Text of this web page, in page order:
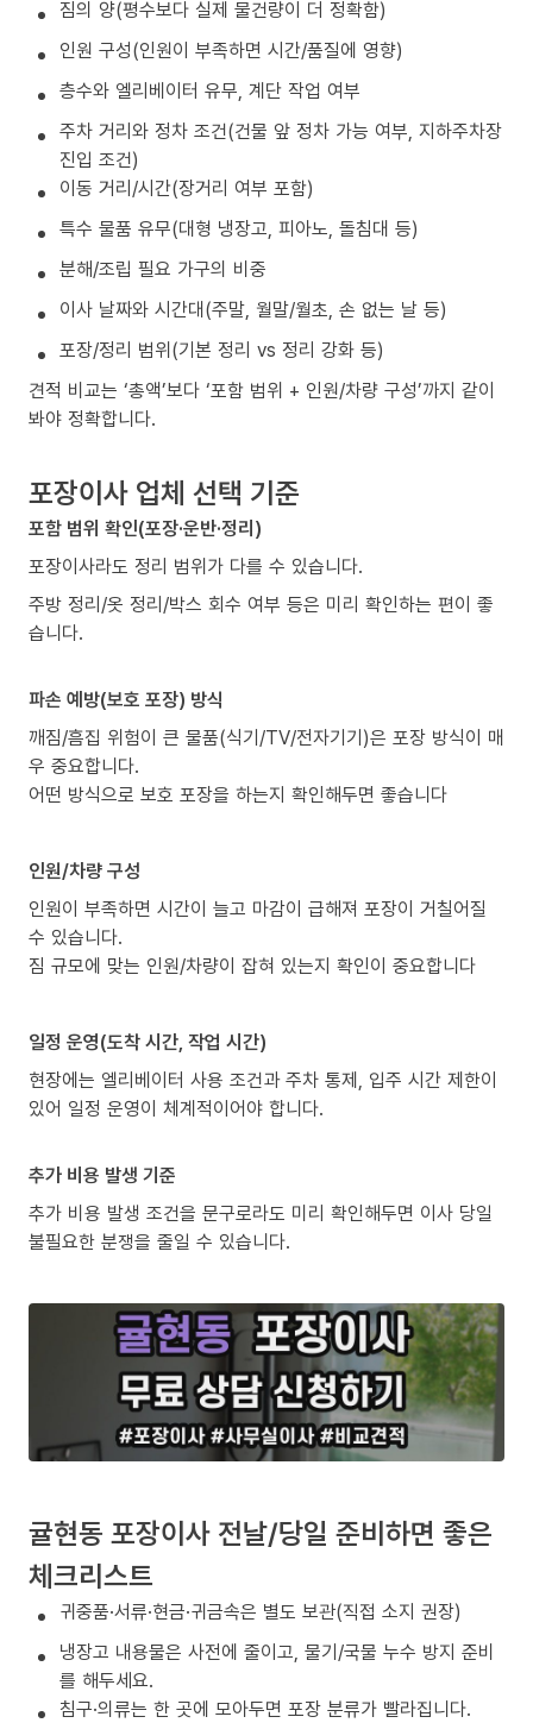
짐의 양(평수보다 실제 물건량이 더 정확함)
인원 구성(인원이 부족하면 시간/품질에 영향)
층수와 엘리베이터 유무, 계단 작업 여부
주차 거리와 정차 조건(건물 앞 정차 가능 여부, 지하주차장
진입 조건)
이동 거리/시간(장거리 여부 포함)
특수 물품 유무(대형 냉장고, 피아노, 돌침대 등)
분해/조립 필요 가구의 비중
이사 날짜와 시간대(주말, 월말/월초, 손 없는 날 등)
포장/정리 범위(기본 정리 vs 정리 강화 등)
견적 비교는 ‘총액’보다 ‘포함 범위 + 인원/차량 구성’까지 같이
봐야 정확합니다.
포장이사 업체 선택 기준
포함 범위 확인(포장·운반·정리)
포장이사라도 정리 범위가 다를 수 있습니다.
주방 정리/옷 정리/박스 회수 여부 등은 미리 확인하는 편이 좋
습니다.
파손 예방(보호 포장) 방식
깨짐/흠집 위험이 큰 물품(식기/TV/전자기기)은 포장 방식이 매
우 중요합니다.
어떤 방식으로 보호 포장을 하는지 확인해두면 좋습니다
인원/차량 구성
인원이 부족하면 시간이 늘고 마감이 급해져 포장이 거칠어질
수 있습니다.
짐 규모에 맞는 인원/차량이 잡혀 있는지 확인이 중요합니다
일정 운영(도착 시간, 작업 시간)
현장에는 엘리베이터 사용 조건과 주차 통제, 입주 시간 제한이
있어 일정 운영이 체계적이어야 합니다.
추가 비용 발생 기준
추가 비용 발생 조건을 문구로라도 미리 확인해두면 이사 당일
불필요한 분쟁을 줄일 수 있습니다.
귤현동 포장이사 전날/당일 준비하면 좋은
체크리스트
귀중품·서류·현금·귀금속은 별도 보관(직접 소지 권장)
냉장고 내용물은 사전에 줄이고, 물기/국물 누수 방지 준비
를 해두세요.
침구·의류는 한 곳에 모아두면 포장 분류가 빨라집니다.